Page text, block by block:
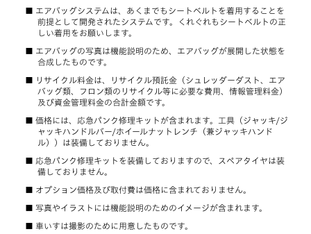
エアバッグシステムは、あくまでもシートベルトを着用することを
前提として開発されたシステムです。くれぐれもシートベルトの正
しい着用をお願いします。
エアバッグの写真は機能説明のため、エアバッグが展開した状態を
合成したものです。
リサイクル料金は、リサイクル預託金（シュレッダーダスト、エア
バッグ類、フロン類のリサイクル等に必要な費用、情報管理料金）
及び資金管理料金の合計金額です。
価格には、応急パンク修理キットが含まれます。工具（ジャッキ/ジ
ャッキハンドルバー/ホイールナットレンチ（兼ジャッキハンド
ル））は装備しておりません。
応急パンク修理キットを装備しておりますので、スペアタイヤは装
備しておりません。
オプション価格及び取付費は価格に含まれておりません。
写真やイラストには機能説明のためのイメージが含まれます。
車いすは撮影のために用意したものです。